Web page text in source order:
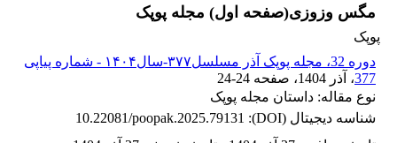
مگس وزوزی(صفحه اول) مجله پوپک
پوپک
دوره 32، مجله پوپک آذر مسلسل۳۷۷-سال۱۴۰۴ - شماره پیاپی
377، آذر 1404 ، صفحه 24-24
نوع مقاله: داستان مجله پوپک
شناسه دیجیتال (DOI):
10.22081/poopak.2025.79131